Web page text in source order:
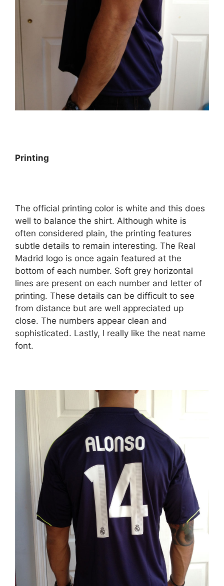
Printing
The official printing color is white and this does
well to balance the shirt. Although white is
often considered plain, the printing features
subtle details to remain interesting. The Real
Madrid logo is once again featured at the
bottom of each number. Soft grey horizontal
lines are present on each number and letter of
printing. These details can be difficult to see
from distance but are well appreciated up
close. The numbers appear clean and
sophisticated. Lastly, I really like the neat name
font.